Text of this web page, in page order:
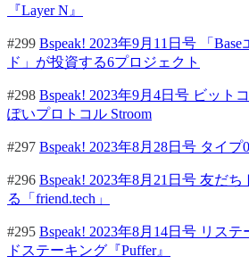
『Layer N』
#299 Bspeak! 2023年9月11日号 「
ド」が投資する6プロジェクト
#298 Bspeak! 2023年9月4日号 ビット
ぽいプロトコル Stroom
#297 Bspeak! 2023年8月28日号 タイプ
#296 Bspeak! 2023年8月21日号 友だ
る「friend.tech」
#295 Bspeak! 2023年8月14日号 リス
ドステーキング『Puffer』